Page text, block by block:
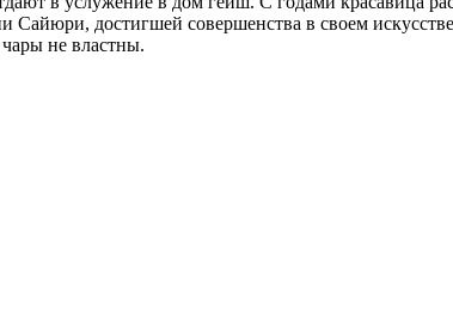
достигшей совершенства в своем
не властны.